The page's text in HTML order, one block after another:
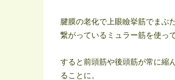
腱膜の老化で上眼瞼挙筋でまぶ
繋がっているミュラー筋を使っ
すると前頭筋や後頭筋が常に縮
ることに。